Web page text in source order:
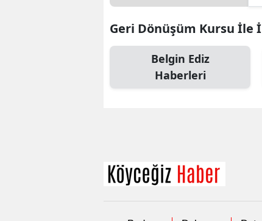
Geri Dönüşüm Kursu İle
Belgin Ediz
Haberleri